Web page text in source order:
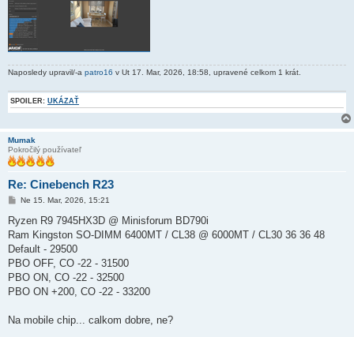
Naposledy upravil/-a patro16 v Ut 17. Mar, 2026, 18:58, upravené celkom 1 krát.
SPOILER: UKÁZAŤ
Mumak
Pokročilý používateľ
Re: Cinebench R23
P
í
s
p
e
o
k
Ne 15. Mar, 2026, 15:21
Ryzen R9 7945HX3D @ Minisforum BD790i
Ram Kingston SO-DIMM 6400MT / CL38 @ 6000MT / CL30 36 36 48
Default - 29500
PBO OFF, CO -22 - 31500
PBO ON, CO -22 - 32500
PBO ON +200, CO -22 - 33200
Na mobile chip... calkom dobre, ne?